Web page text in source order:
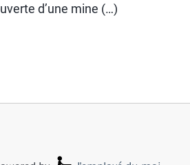
d’une mine (…)